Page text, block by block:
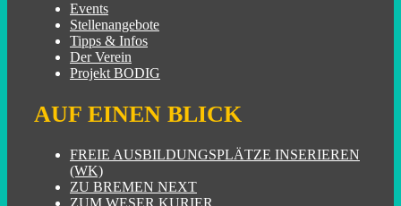
Events
Stellenangebote
Tipps & Infos
Der Verein
Projekt BODIG
AUF EINEN BLICK
FREIE AUSBILDUNGSPLÄTZE INSERIEREN
(WK)
ZU BREMEN NEXT